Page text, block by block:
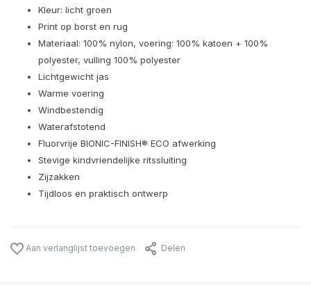
Kleur: licht groen
Print op borst en rug
Materiaal: 100% nylon, voering: 100% katoen + 100%
polyester, vulling 100% polyester
Lichtgewicht jas
Warme voering
Windbestendig
Waterafstotend
Fluorvrije BIONIC-FINISH® ECO afwerking
Stevige kindvriendelijke ritssluiting
Zijzakken
Tijdloos en praktisch ontwerp
Aan verlanglijst toevoegen Delen